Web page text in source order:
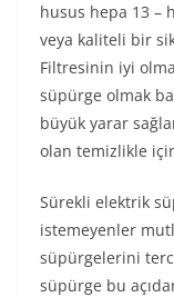
husus hepa 13 –
veya kaliteli bir
Filtresinin iyi
süpürge olmak
büyük yarar
olan temizlikle
Sürekli elektrik
istemeyenler
süpürgelerini
süpürge bu